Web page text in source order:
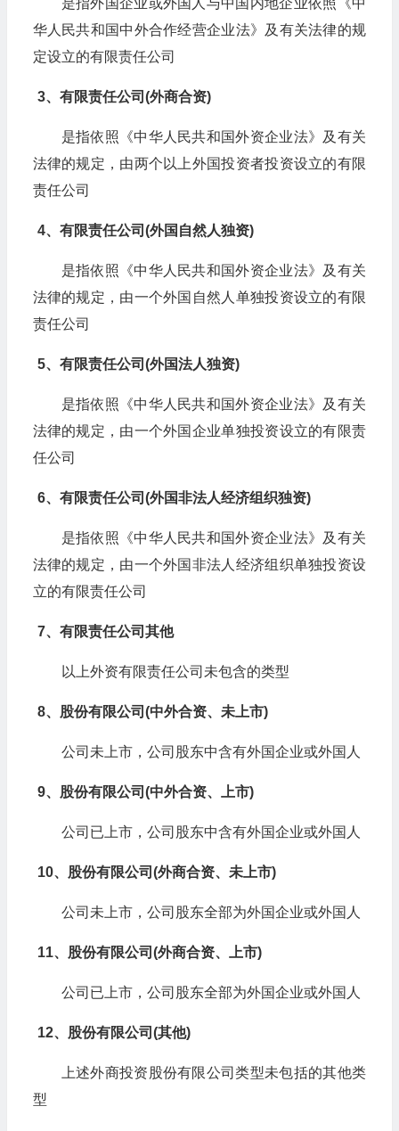
是指外国企业或外国人与中国内地企业依照《中
华人民共和国中外合作经营企业法》及有关法律的规
定设立的有限责任公司
3、有限责任公司(外商合资)
是指依照《中华人民共和国外资企业法》及有关
法律的规定，由两个以上外国投资者投资设立的有限
责任公司
4、有限责任公司(外国自然人独资)
是指依照《中华人民共和国外资企业法》及有关
法律的规定，由一个外国自然人单独投资设立的有限
责任公司
5、有限责任公司(外国法人独资)
是指依照《中华人民共和国外资企业法》及有关
法律的规定，由一个外国企业单独投资设立的有限责
任公司
6、有限责任公司(外国非法人经济组织独资)
是指依照《中华人民共和国外资企业法》及有关
法律的规定，由一个外国非法人经济组织单独投资设
立的有限责任公司
7、有限责任公司其他
以上外资有限责任公司未包含的类型
8、股份有限公司(中外合资、未上市)
公司未上市，公司股东中含有外国企业或外国人
9、股份有限公司(中外合资、上市)
公司已上市，公司股东中含有外国企业或外国人
10、股份有限公司(外商合资、未上市)
公司未上市，公司股东全部为外国企业或外国人
11、股份有限公司(外商合资、上市)
公司已上市，公司股东全部为外国企业或外国人
12、股份有限公司(其他)
上述外商投资股份有限公司类型未包括的其他类
型